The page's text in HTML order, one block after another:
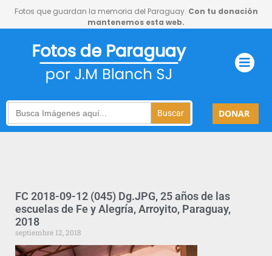
Fotos que guardan la memoria del Paraguay. Con tu donación
mantenemos esta web.
Search
for:
DONAR
FC 2018-09-12 (045) Dg.JPG, 25 años de las
escuelas de Fe y Alegría, Arroyito, Paraguay,
2018
septiembre 12, 2018